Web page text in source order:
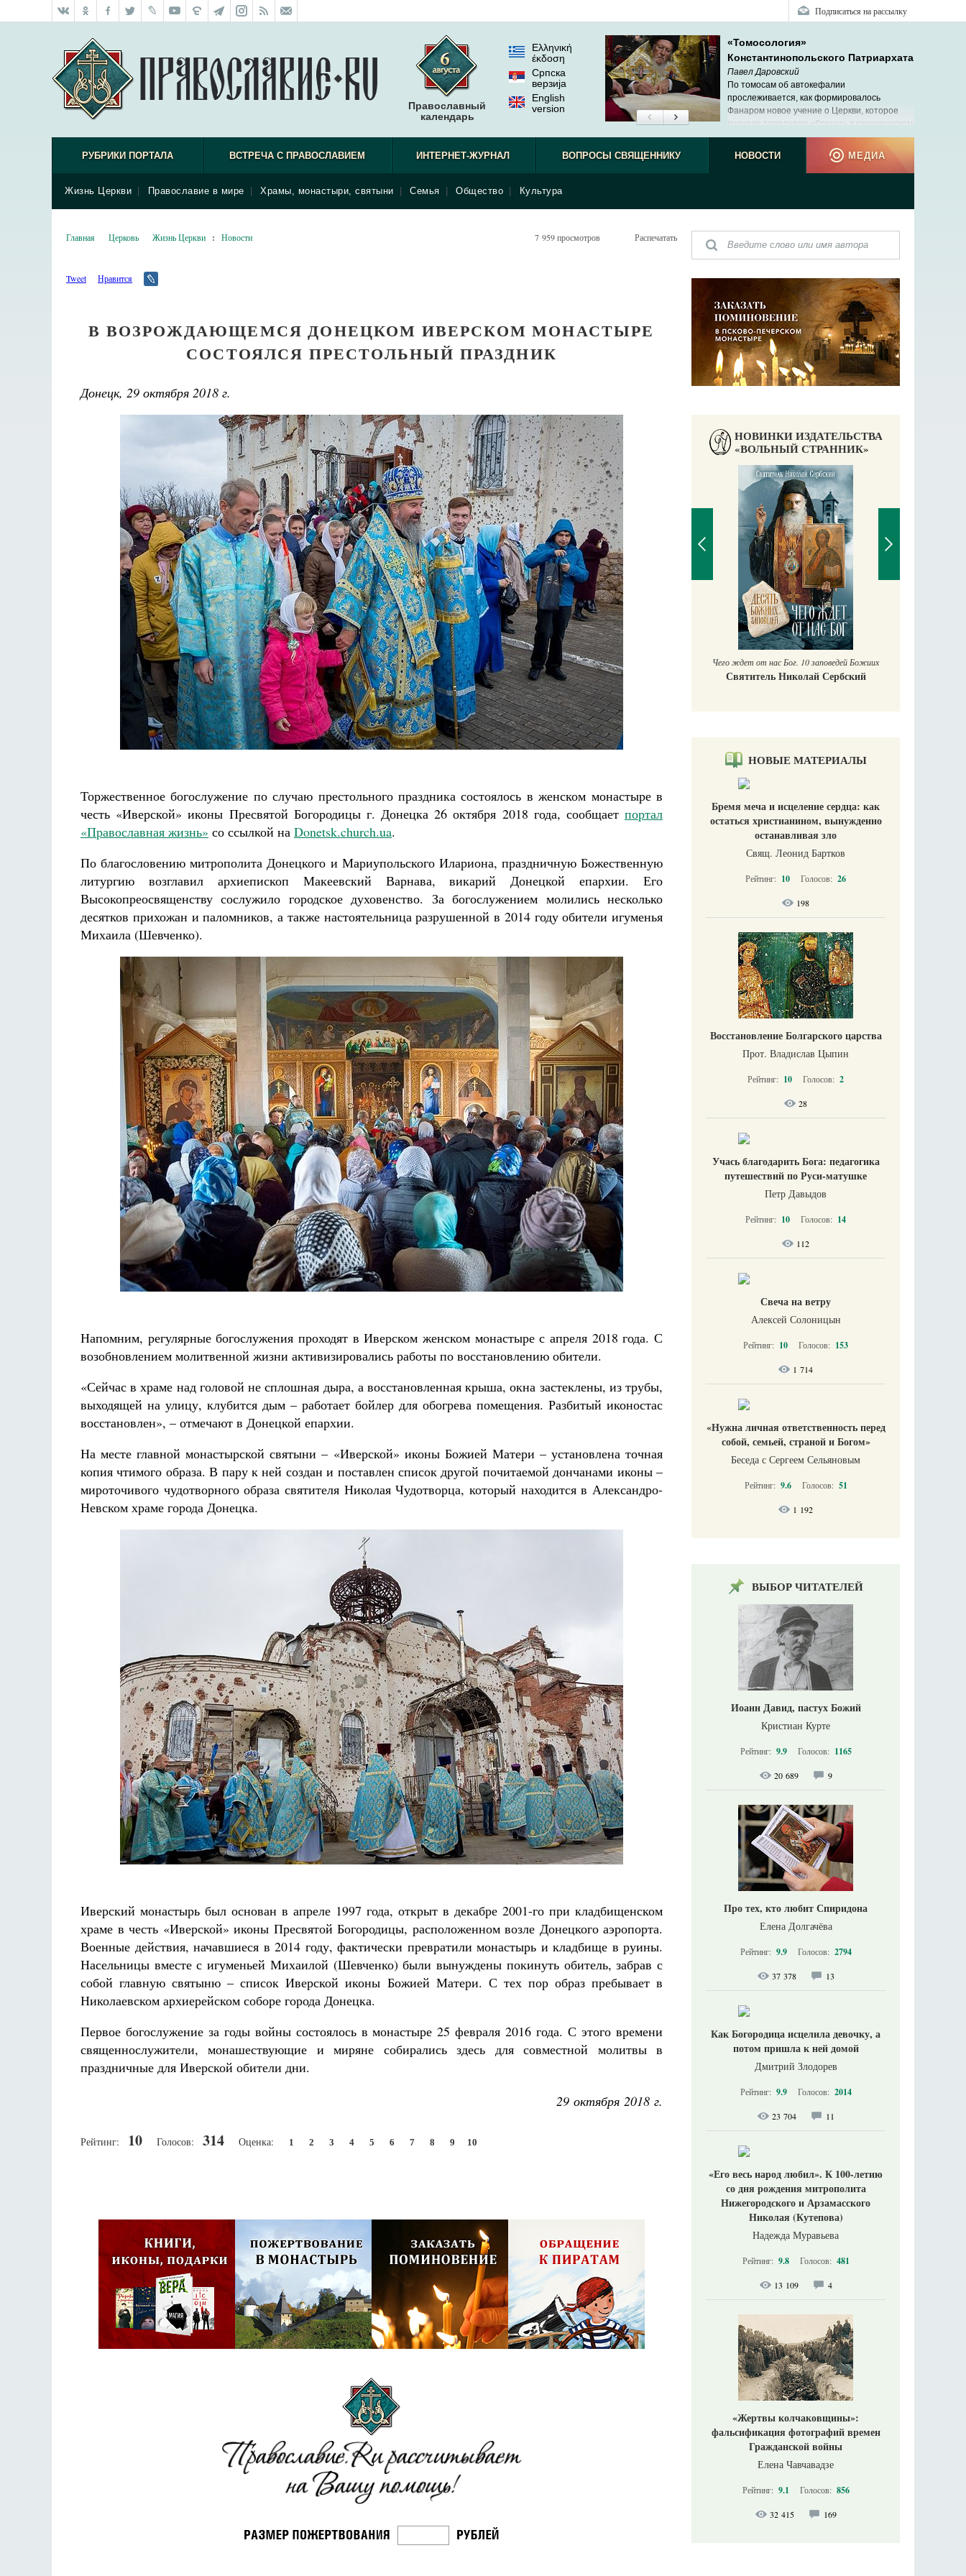
Подписаться на рассылку
Православный
календарь
Ελληνική
έκδοση
Српска
верзиjа
English
version
«Томосология»
Константинопольского Патриархата
Павел Даровский
По томосам об автокефалии
прослеживается, как формировалось
Фанаром новое учение о Церкви, которое
вначале заполняло «бреши» в каноническом
праве, потом начало вытеснять его и в
результате вступило с ним в противоречие.
РУБРИКИ ПОРТАЛА ВСТРЕЧА С ПРАВОСЛАВИЕМ ИНТЕРНЕТ-ЖУРНАЛ ВОПРОСЫ СВЯЩЕННИКУ НОВОСТИ
Жизнь Церкви Православие в мире Храмы, монастыри, святыни Семья Общество Культура
МЕДИА
Главная Церковь Жизнь Церкви : Новости 7 959 просмотров Распечатать
Tweet Нравится
В ВОЗРОЖДАЮЩЕМСЯ ДОНЕЦКОМ ИВЕРСКОМ МОНАСТЫРЕ
СОСТОЯЛСЯ ПРЕСТОЛЬНЫЙ ПРАЗДНИК
Донецк, 29 октября 2018 г.
Торжественное богослужение по случаю престольного праздника состоялось в женском монастыре в
честь «Иверской» иконы Пресвятой Богородицы г. Донецка 26 октября 2018 года, сообщает портал
«Православная жизнь» со ссылкой на Donetsk.church.ua.
По благословению митрополита Донецкого и Мариупольского Илариона, праздничную Божественную
литургию возглавил архиепископ Макеевский Варнава, викарий Донецкой епархии. Его
Высокопреосвященству сослужило городское духовенство. За богослужением молились несколько
десятков прихожан и паломников, а также настоятельница разрушенной в 2014 году обители игуменья
Михаила (Шевченко).
Напомним, регулярные богослужения проходят в Иверском женском монастыре с апреля 2018 года. С
возобновлением молитвенной жизни активизировались работы по восстановлению обители.
«Сейчас в храме над головой не сплошная дыра, а восстановленная крыша, окна застеклены, из трубы,
выходящей на улицу, клубится дым – работает бойлер для обогрева помещения. Разбитый иконостас
восстановлен», – отмечают в Донецкой епархии.
На месте главной монастырской святыни – «Иверской» иконы Божией Матери – установлена точная
копия чтимого образа. В пару к ней создан и поставлен список другой почитаемой дончанами иконы –
мироточивого чудотворного образа святителя Николая Чудотворца, который находится в Александро-
Невском храме города Донецка.
Иверский монастырь был основан в апреле 1997 года, открыт в декабре 2001-го при кладбищенском
храме в честь «Иверской» иконы Пресвятой Богородицы, расположенном возле Донецкого аэропорта.
Военные действия, начавшиеся в 2014 году, фактически превратили монастырь и кладбище в руины.
Насельницы вместе с игуменьей Михаилой (Шевченко) были вынуждены покинуть обитель, забрав с
собой главную святыню – список Иверской иконы Божией Матери. С тех пор образ пребывает в
Николаевском архиерейском соборе города Донецка.
Первое богослужение за годы войны состоялось в монастыре 25 февраля 2016 года. С этого времени
священнослужители, монашествующие и миряне собирались здесь для совместной молитвы в
праздничные для Иверской обители дни.
29 октября 2018 г.
Рейтинг: 10 Голосов: 314 Оценка: 1 2 3 4 5 6 7 8 9 10
НОВИНКИ ИЗДАТЕЛЬСТВА
«ВОЛЬНЫЙ СТРАННИК»
Разлуки не будет
Фредерика де Грааф Как найти своё место в жизни
Кирилл Мурышев
Великомученик Георгий Победоносец. Научись у
святого
Роман Котов
Чего ждет от нас Бог. 10 заповедей Божиих
Святитель Николай Сербский
НОВЫЕ МАТЕРИАЛЫ
Бремя меча и исцеление сердца: как
остаться христианином, вынужденно
останавливая зло
Свящ. Леонид Бартков
Рейтинг: 10 Голосов: 26
198
Восстановление Болгарского царства
Прот. Владислав Цыпин
Рейтинг: 10 Голосов: 2
28
Учась благодарить Бога: педагогика
путешествий по Руси-матушке
Петр Давыдов
Рейтинг: 10 Голосов: 14
112
Свеча на ветру
Алексей Солоницын
Рейтинг: 10 Голосов: 153
1 714
«Нужна личная ответственность перед
собой, семьей, страной и Богом»
Беседа с Сергеем Сельяновым
Рейтинг: 9.6 Голосов: 51
1 192
ВЫБОР ЧИТАТЕЛЕЙ
Иоанн Давид, пастух Божий
Кристиан Курте
Рейтинг: 9.9 Голосов: 1165
20 689 9
Про тех, кто любит Спиридона
Елена Долгачёва
Рейтинг: 9.9 Голосов: 2794
37 378 13
Как Богородица исцелила девочку, а
потом пришла к ней домой
Дмитрий Злодорев
Рейтинг: 9.9 Голосов: 2014
23 704 11
«Его весь народ любил». К 100-летию
со дня рождения митрополита
Нижегородского и Арзамасского
Николая (Кутепова)
Надежда Муравьева
Рейтинг: 9.8 Голосов: 481
13 109 4
«Жертвы колчаковщины»:
фальсификация фотографий времен
Гражданской войны
Елена Чавчавадзе
Рейтинг: 9.1 Голосов: 856
32 415 169